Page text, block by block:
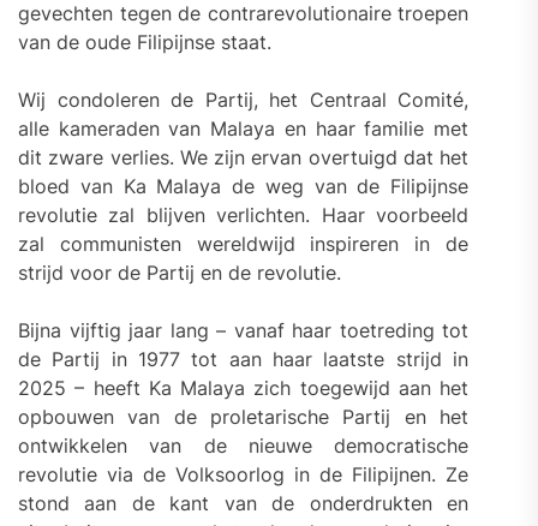
gevechten tegen de contrarevolutionaire troepen
van de oude Filipijnse staat.
Wij condoleren de Partij, het Centraal Comité,
alle kameraden van Malaya en haar familie met
dit zware verlies. We zijn ervan overtuigd dat het
bloed van Ka Malaya de weg van de Filipijnse
revolutie zal blijven verlichten. Haar voorbeeld
zal communisten wereldwijd inspireren in de
strijd voor de Partij en de revolutie.
Bijna vijftig jaar lang – vanaf haar toetreding tot
de Partij in 1977 tot aan haar laatste strijd in
2025 – heeft Ka Malaya zich toegewijd aan het
opbouwen van de proletarische Partij en het
ontwikkelen van de nieuwe democratische
revolutie via de Volksoorlog in de Filipijnen. Ze
stond aan de kant van de onderdrukten en